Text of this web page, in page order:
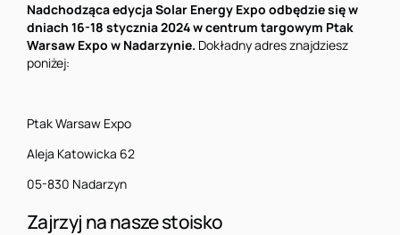
Nadchodząca edycja Solar Energy Expo odbędzie się w
dniach 16-18 stycznia 2024 w centrum targowym Ptak
Warsaw Expo w Nadarzynie. Dokładny adres znajdziesz
poniżej:
Ptak Warsaw Expo
Aleja Katowicka 62
05-830 Nadarzyn
Zajrzyj na nasze stoisko